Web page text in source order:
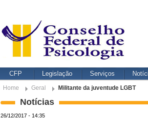
CFP Legislação Serviços
Home Geral Militante da juventude LGBT
Notícias
26/12/2017 - 14:35